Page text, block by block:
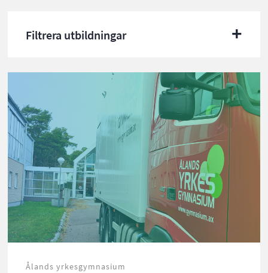
Filtrera utbildningar +
Ålands yrkesgymnasium